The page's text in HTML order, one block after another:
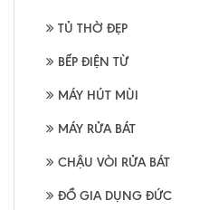
TỦ THỜ ĐẸP
BẾP ĐIỆN TỪ
MÁY HÚT MÙI
MÁY RỬA BÁT
CHẬU VÒI RỬA BÁT
ĐỒ GIA DỤNG ĐỨC